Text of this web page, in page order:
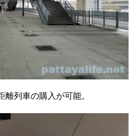
離列車の購入が可能。